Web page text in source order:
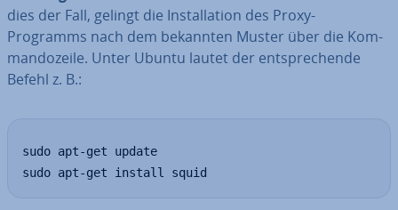
dies der Fall, gelingt die In­stal­la­ti­on des Proxy-
Programms nach dem bekannten Muster über die Kom­
man­do­zei­le. Unter Ubuntu lautet der ent­spre­chen­de
Befehl z. B.:
sudo apt-get update
sudo apt-get install squid